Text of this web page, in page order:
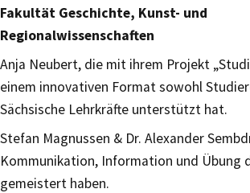
Fakultät Geschichte, Kunst- und
Regionalwissenschaften
Anja Neubert, die mit ihrem Projekt
einem innovativen Format sowohl
Sächsische Lehrkräfte unterstützt hat.
Stefan Magnussen & Dr. Alexander
Kommunikation, Information und Übung
gemeistert haben.